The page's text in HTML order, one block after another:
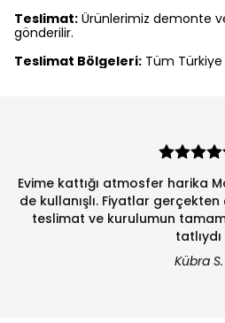
Teslimat: Ürünlerimiz demonte
gönderilir.
Teslimat Bölgeleri: Tüm
Evime kattığı atmosfer harika
de kullanışlı. Fiyatlar
teslimat ve kurulumun
tatlıydı
Kübra S.